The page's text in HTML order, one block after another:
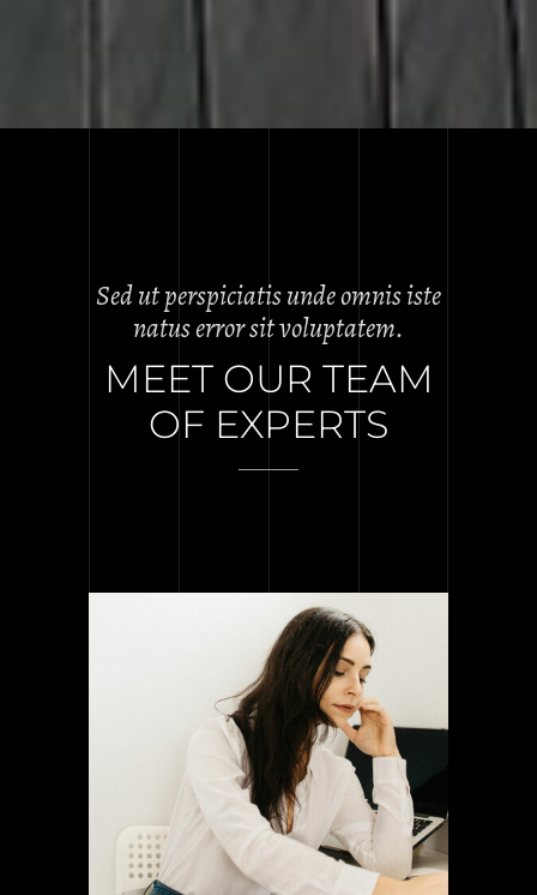
Sed ut perspiciatis unde omnis iste
natus error sit voluptatem.
MEET OUR TEAM
OF EXPERTS